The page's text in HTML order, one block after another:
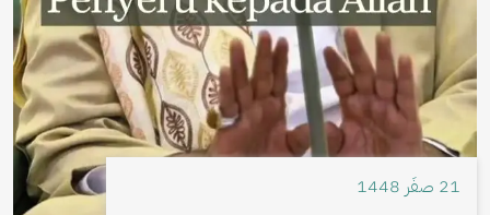
21 صفَر 1448